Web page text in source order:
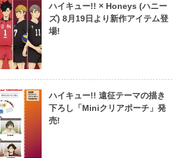
ハイキュー!! × Honeys (ハニー
ズ) 8月19日より新作アイテム登
場!
ハイキュー!! 遠征テーマの描き
下ろし「Miniクリアポーチ」発
売!